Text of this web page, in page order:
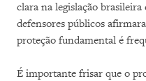
clara na legislação
defensores públicos
proteção fundamental é
É importante frisar que o